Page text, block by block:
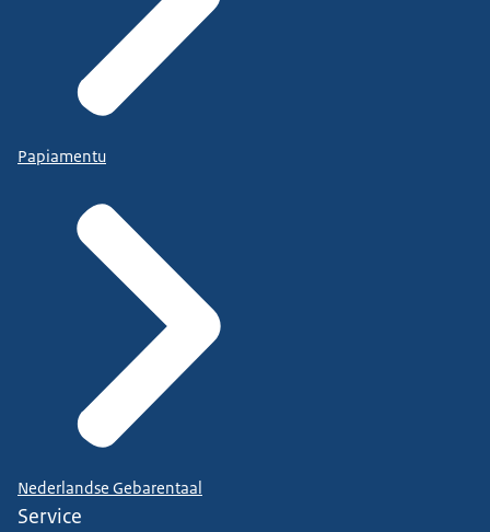
Papiamentu
Nederlandse Gebarentaal
Service